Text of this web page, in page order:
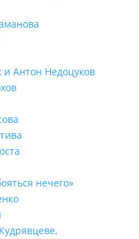
Антон Недоцуков
нечего»